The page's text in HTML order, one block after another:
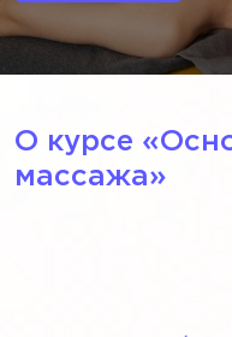
О курсе
массажа»‎